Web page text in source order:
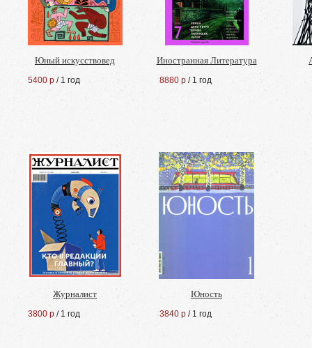
Юный искусствовед
5400 р / 1 год
Иностранная Литература
8880 р / 1 год
Журналист
3800 р / 1 год
Юность
3840 р / 1 год